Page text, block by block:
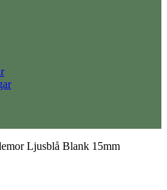
Ljusblå Blank 15mm